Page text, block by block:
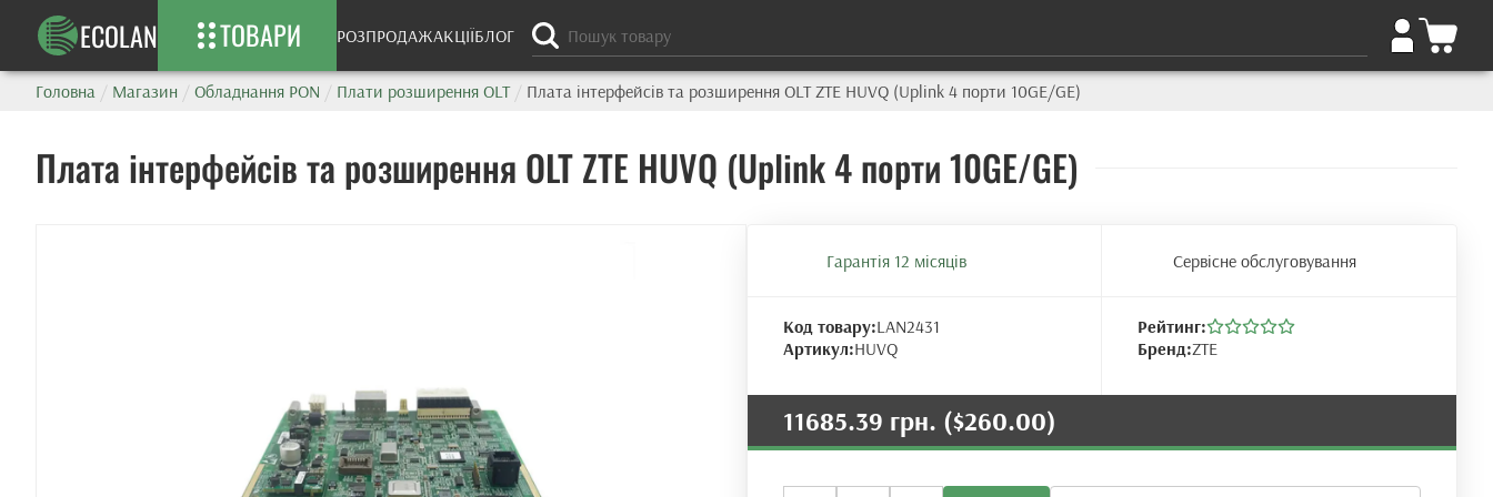
ECOLAN ТОВАРИ РОЗПРОДАЖАКЦІЇБЛОГ
Головна / Магазин / Обладнання PON / Плати розширення OLT / Плата інтерфейсів та розширення OLT ZTE HUVQ (Uplink 4 порти 10GE/GE)
Плата інтерфейсів та розширення OLT ZTE HUVQ (Uplink 4 порти 10GE/GE)
Гарантія 12 місяців Сервісне обслуговування
Код товару:LAN2431
Артикул:HUVQ
Рейтинг:
Бренд:ZTE
11685.39 грн. ($260.00)